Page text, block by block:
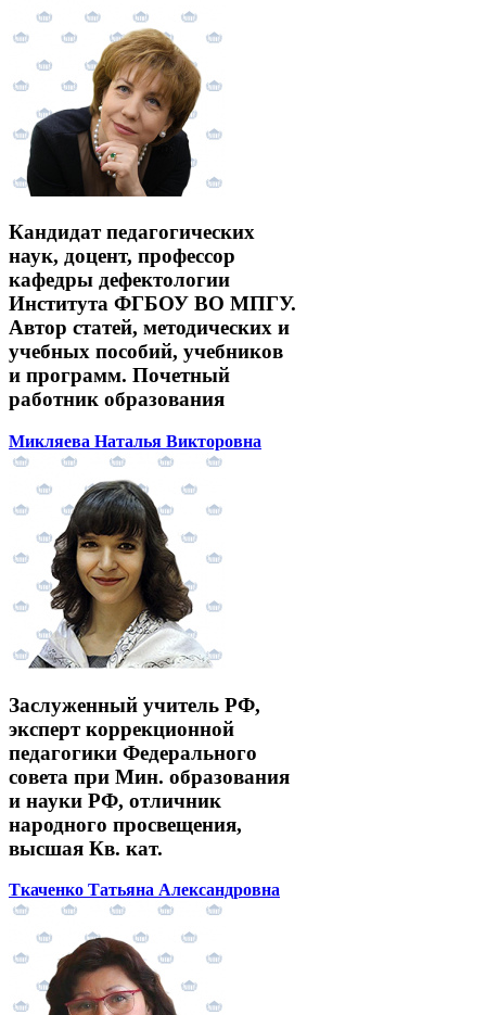
Кандидат педагогических
наук, доцент, профессор
кафедры дефектологии
Института ФГБОУ ВО МПГУ.
Автор статей, методических и
учебных пособий, учебников
и программ. Почетный
работник образования
Микляева Наталья Викторовна
Заслуженный учитель РФ,
эксперт коррекционной
педагогики Федерального
совета при Мин. образования
и науки РФ, отличник
народного просвещения,
высшая Кв. кат.
Ткаченко Татьяна Александровна